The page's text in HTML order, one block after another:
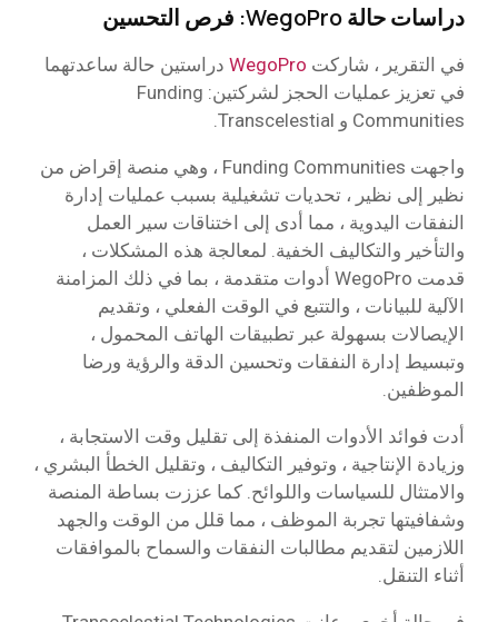
دراسات حالة WegoPro: فرص التحسين
في التقرير ، شاركت WegoPro دراستين حالة ساعدتهما
في تعزيز عمليات الحجز لشركتين: Funding
Communities و Transcelestial.
واجهت Funding Communities ، وهي منصة إقراض من
نظير إلى نظير ، تحديات تشغيلية بسبب عمليات إدارة
النفقات اليدوية ، مما أدى إلى اختناقات سير العمل
والتأخير والتكاليف الخفية. لمعالجة هذه المشكلات ،
قدمت WegoPro أدوات متقدمة ، بما في ذلك المزامنة
الآلية للبيانات ، والتتبع في الوقت الفعلي ، وتقديم
الإيصالات بسهولة عبر تطبيقات الهاتف المحمول ،
وتبسيط إدارة النفقات وتحسين الدقة والرؤية ورضا
الموظفين.
أدت فوائد الأدوات المنفذة إلى تقليل وقت الاستجابة ،
وزيادة الإنتاجية ، وتوفير التكاليف ، وتقليل الخطأ البشري ،
والامتثال للسياسات واللوائح. كما عززت بساطة المنصة
وشفافيتها تجربة الموظف ، مما قلل من الوقت والجهد
اللازمين لتقديم مطالبات النفقات والسماح بالموافقات
أثناء التنقل.